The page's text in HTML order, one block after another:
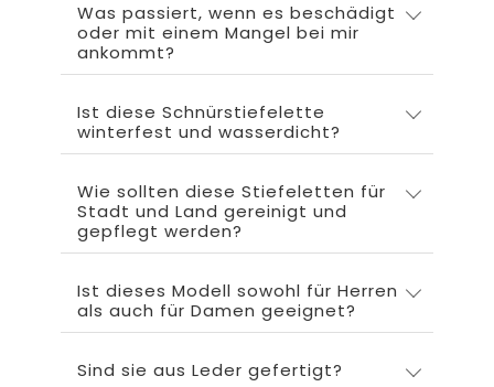
Was passiert, wenn es beschädigt
oder mit einem Mangel bei mir
ankommt?
Ist diese Schnürstiefelette
winterfest und wasserdicht?
Wie sollten diese Stiefeletten für
Stadt und Land gereinigt und
gepflegt werden?
Ist dieses Modell sowohl für Herren
als auch für Damen geeignet?
Sind sie aus Leder gefertigt?